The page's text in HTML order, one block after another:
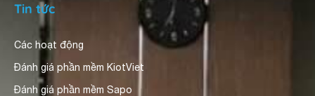
Tin tức
Các hoạt động
Đánh giá phần mềm KiotViet
Đánh giá phần mềm Sapo